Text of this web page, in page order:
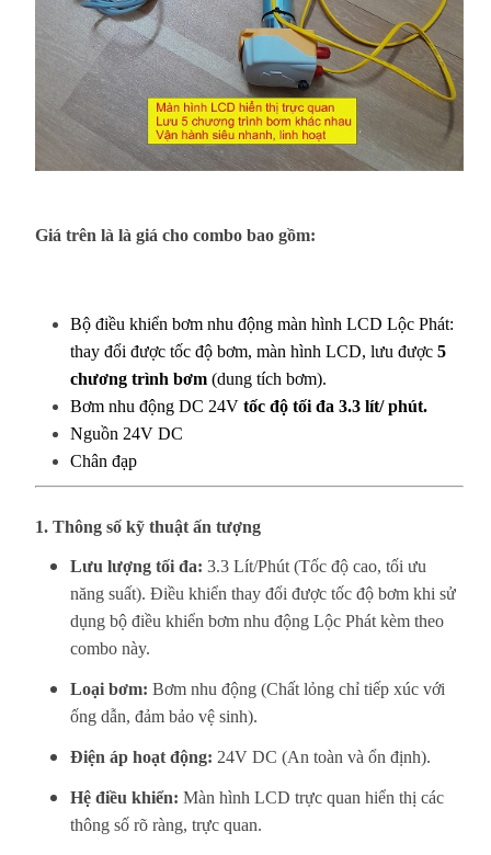
Giá trên là là giá cho combo bao gồm:
Bộ điều khiển bơm nhu động màn hình LCD Lộc Phát:
thay đổi được tốc độ bơm, màn hình LCD, lưu được 5
chương trình bơm (dung tích bơm).
Bơm nhu động DC 24V tốc độ tối đa 3.3 lít/ phút.
Nguồn 24V DC
Chân đạp
1. Thông số kỹ thuật ấn tượng
Lưu lượng tối đa: 3.3 Lít/Phút (Tốc độ cao, tối ưu
năng suất). Điều khiển thay đổi được tốc độ bơm khi sử
dụng bộ điều khiển bơm nhu động Lộc Phát kèm theo
combo này.
Loại bơm: Bơm nhu động (Chất lỏng chỉ tiếp xúc với
ống dẫn, đảm bảo vệ sinh).
Điện áp hoạt động: 24V DC (An toàn và ổn định).
Hệ điều khiển: Màn hình LCD trực quan hiển thị các
thông số rõ ràng, trực quan.